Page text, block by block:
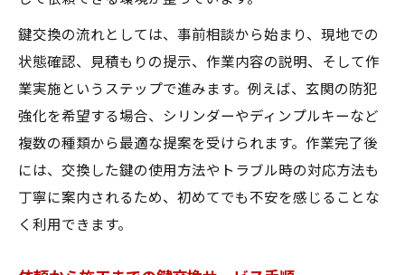
鍵交換の流れとしては、事前相談から始まり、現地での
状態確認、見積もりの提示、作業内容の説明、そして作
業実施というステップで進みます。例えば、玄関の防犯
強化を希望する場合、シリンダーやディンプルキーなど
複数の種類から最適な提案を受けられます。作業完了後
には、交換した鍵の使用方法やトラブル時の対応方法も
丁寧に案内されるため、初めてでも不安を感じることな
く利用できます。